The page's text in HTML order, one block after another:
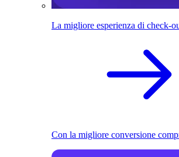
La migliore esperienza di check-
Con la migliore conversione